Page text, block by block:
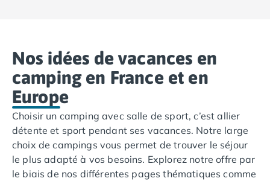
Nos idées de vacances en
camping en France et en
Europe
Choisir un camping avec salle de sport, c’est allier
détente et sport pendant ses vacances. Notre large
choix de campings vous permet de trouver le séjour
le plus adapté à vos besoins. Explorez notre offre par
le biais de nos différentes pages thématiques comme